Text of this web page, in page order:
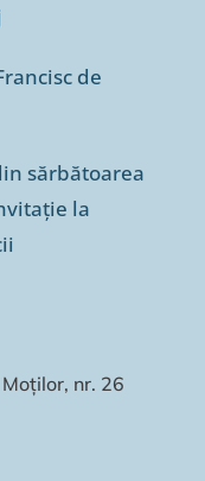
de
sărbătoarea
la
nr. 26